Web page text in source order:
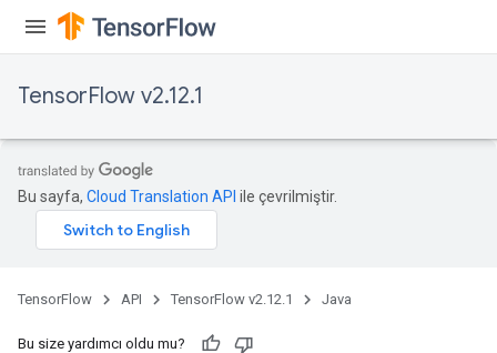
TensorFlow v2.12.1
Bu sayfa, Cloud Translation API ile çevrilmiştir.
TensorFlow API TensorFlow v2.12.1 Java
Bu size yardımcı oldu mu?